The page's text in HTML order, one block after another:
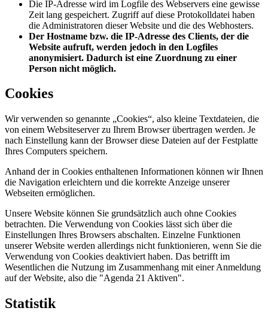
Die IP-Adresse wird im Logfile des Webservers eine gewisse
Zeit lang gespeichert. Zugriff auf diese Protokolldatei haben
die Administratoren dieser Website und die des Webhosters.
Der Hostname bzw. die IP-Adresse des Clients, der die
Website aufruft, werden jedoch in den Logfiles
anonymisiert. Dadurch ist eine Zuordnung zu einer
Person nicht möglich.
Cookies
Wir verwenden so genannte „Cookies“, also kleine Textdateien, die
von einem Websiteserver zu Ihrem Browser übertragen werden. Je
nach Einstellung kann der Browser diese Dateien auf der Festplatte
Ihres Computers speichern.
Anhand der in Cookies enthaltenen Informationen können wir Ihnen
die Navigation erleichtern und die korrekte Anzeige unserer
Webseiten ermöglichen.
Unsere Website können Sie grundsätzlich auch ohne Cookies
betrachten. Die Verwendung von Cookies lässt sich über die
Einstellungen Ihres Browsers abschalten. Einzelne Funktionen
unserer Website werden allerdings nicht funktionieren, wenn Sie die
Verwendung von Cookies deaktiviert haben. Das betrifft im
Wesentlichen die Nutzung im Zusammenhang mit einer Anmeldung
auf der Website, also die "Agenda 21 Aktiven".
Statistik